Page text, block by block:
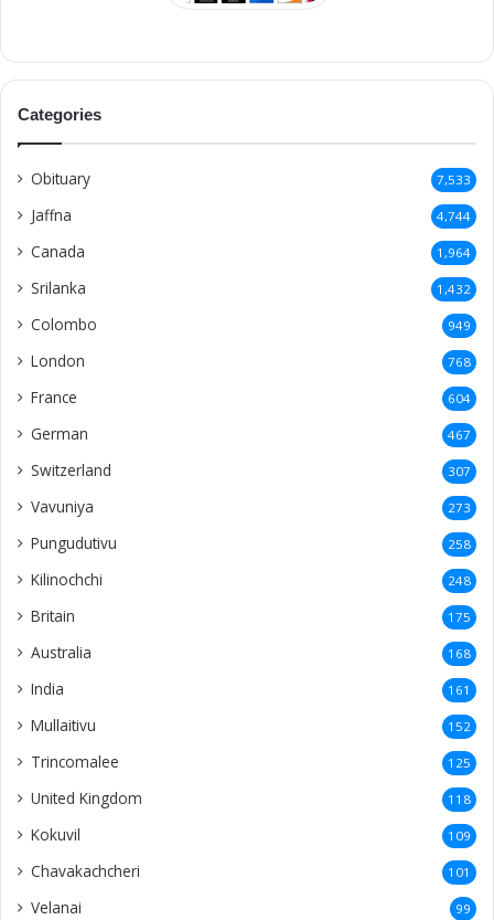
Categories
Obituary 7,533
Jaffna 4,744
Canada 1,964
Srilanka 1,432
Colombo 949
London 768
France 604
German 467
Switzerland 307
Vavuniya 273
Pungudutivu 258
Kilinochchi 248
Britain 175
Australia 168
India 161
Mullaitivu 152
Trincomalee 125
United Kingdom 118
Kokuvil 109
Chavakachcheri 101
Velanai 99